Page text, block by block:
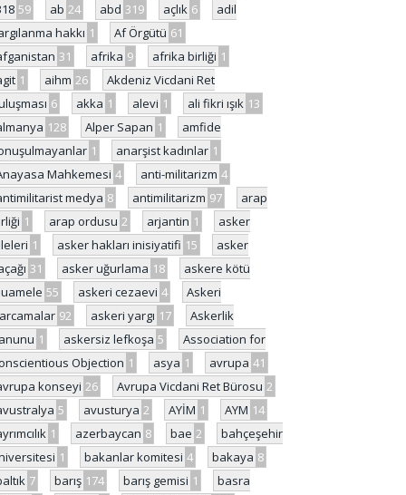
59 ab 24 abd 319 açlık 6
adil
hakkı 1 Af Örgütü 61
31 afrika 9 afrika birliği 1
1 aihm 26
Akdeniz Vicdani Ret
6 akka 1 alevi 1 ali fikri ışık 13
128 Alper Sapan 1
amfide
1 anarşist kadınlar 1
Mahkemesi 4 anti-militarizm 4
medya 8 antimilitarizm 97
arap
1 arap ordusu 2 arjantin 1
asker
1 asker hakları inisiyatifi 15
asker
31 asker uğurlama 18
askere kötü
55 askeri cezaevi 4
Askeri
92 askeri yargı 17
Askerlik
1 askersiz lefkoşa 5
Association for
Objection 1 asya 1 avrupa 41
konseyi 26 Avrupa Vicdani Ret Bürosu 2
5 avusturya 2 AYİM 1 AYM 14
1 azerbaycan 8 bae 2
bahçeşehir
1 bakanlar komitesi 4 bakaya 8
7 barış 174 barış gemisi 1
basra